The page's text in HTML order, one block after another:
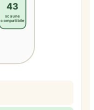
43
scaune
compatibile